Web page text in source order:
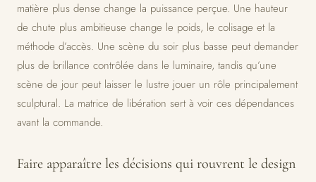
matière plus dense change la puissance perçue. Une hauteur
de chute plus ambitieuse change le poids, le colisage et la
méthode d’accès. Une scène du soir plus basse peut demander
plus de brillance contrôlée dans le luminaire, tandis qu’une
scène de jour peut laisser le lustre jouer un rôle principalement
sculptural. La matrice de libération sert à voir ces dépendances
avant la commande.
Faire apparaître les décisions qui rouvrent le design